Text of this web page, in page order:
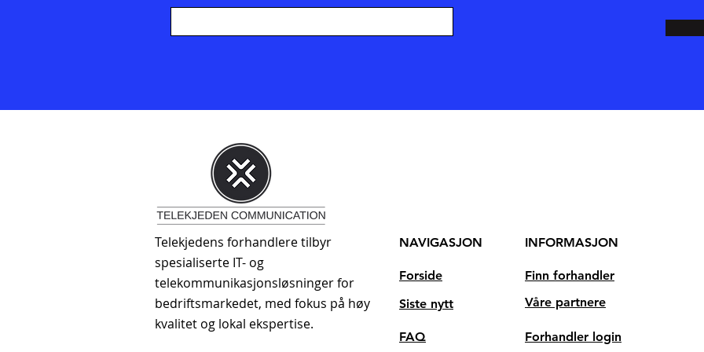
Telekjedens forhandlere tilbyr
spesialiserte IT- og
telekommunikasjonsløsninger for
bedriftsmarkedet, med fokus på høy
kvalitet og lokal ekspertise.
NAVIGASJON INFORMASJON
Forside
Siste nytt
Finn forhandler
Våre partnere
FAQ Forhandler login